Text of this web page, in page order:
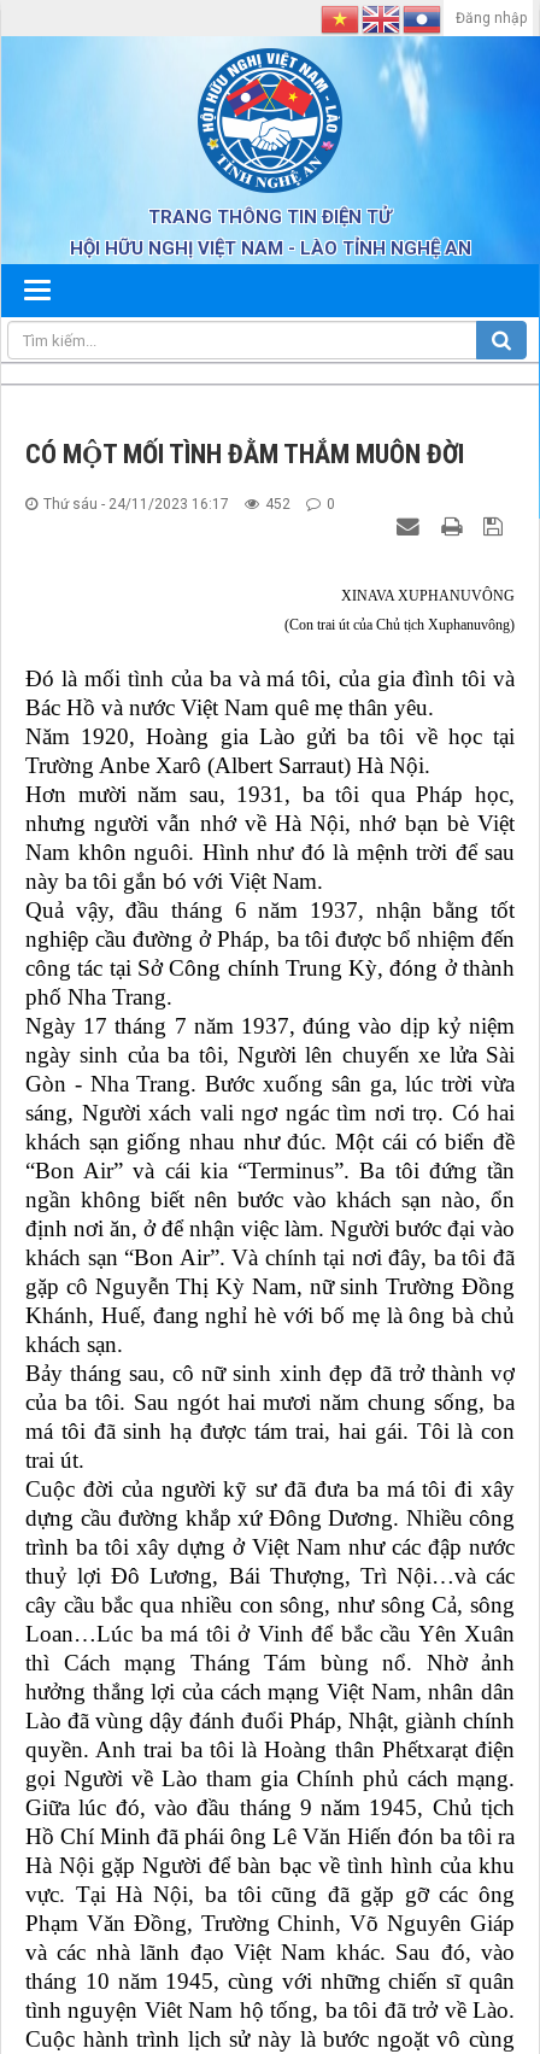
TRANG THÔNG TIN ĐIỆN TỬ
HỘI HỮU NGHỊ VIỆT NAM - LÀO TỈNH NGHỆ AN
Đăng nhập
CÓ MỘT MỐI TÌNH ĐẰM THẮM MUÔN ĐỜI
Thứ sáu - 24/11/2023 16:17 452 0
XINAVA XUPHANUVÔNG
(Con trai út của Chủ tịch Xuphanuvông)
Đó là mối tình của ba và má tôi, của gia đình tôi và
Bác Hồ và nước Việt Nam quê mẹ thân yêu.
Năm 1920, Hoàng gia Lào gửi ba tôi về học tại
Trường Anbe Xarô (Albert Sarraut) Hà Nội.
Hơn mười năm sau, 1931, ba tôi qua Pháp học,
nhưng người vẫn nhớ về Hà Nội, nhớ bạn bè Việt
Nam khôn nguôi. Hình như đó là mệnh trời để sau
này ba tôi gắn bó với Việt Nam.
Quả vậy, đầu tháng 6 năm 1937, nhận bằng tốt
nghiệp cầu đường ở Pháp, ba tôi được bổ nhiệm đến
công tác tại Sở Công chính Trung Kỳ, đóng ở thành
phố Nha Trang.
Ngày 17 tháng 7 năm 1937, đúng vào dịp kỷ niệm
ngày sinh của ba tôi, Người lên chuyến xe lửa Sài
Gòn - Nha Trang. Bước xuống sân ga, lúc trời vừa
sáng, Người xách vali ngơ ngác tìm nơi trọ. Có hai
khách sạn giống nhau như đúc. Một cái có biển đề
“Bon Air” và cái kia “Terminus”. Ba tôi đứng tần
ngần không biết nên bước vào khách sạn nào, ổn
định nơi ăn, ở để nhận việc làm. Người bước đại vào
khách sạn “Bon Air”. Và chính tại nơi đây, ba tôi đã
gặp cô Nguyễn Thị Kỳ Nam, nữ sinh Trường Đồng
Khánh, Huế, đang nghỉ hè với bố mẹ là ông bà chủ
khách sạn.
Bảy tháng sau, cô nữ sinh xinh đẹp đã trở thành vợ
của ba tôi. Sau ngót hai mươi năm chung sống, ba
má tôi đã sinh hạ được tám trai, hai gái. Tôi là con
trai út.
Cuộc đời của người kỹ sư đã đưa ba má tôi đi xây
dựng cầu đường khắp xứ Đông Dương. Nhiều công
trình ba tôi xây dựng ở Việt Nam như các đập nước
thuỷ lợi Đô Lương, Bái Thượng, Trì Nội…và các
cây cầu bắc qua nhiều con sông, như sông Cả, sông
Loan…Lúc ba má tôi ở Vinh để bắc cầu Yên Xuân
thì Cách mạng Tháng Tám bùng nổ. Nhờ ảnh
hưởng thắng lợi của cách mạng Việt Nam, nhân dân
Lào đã vùng dậy đánh đuổi Pháp, Nhật, giành chính
quyền. Anh trai ba tôi là Hoàng thân Phếtxarạt điện
gọi Người về Lào tham gia Chính phủ cách mạng.
Giữa lúc đó, vào đầu tháng 9 năm 1945, Chủ tịch
Hồ Chí Minh đã phái ông Lê Văn Hiến đón ba tôi ra
Hà Nội gặp Người để bàn bạc về tình hình của khu
vực. Tại Hà Nội, ba tôi cũng đã gặp gỡ các ông
Phạm Văn Đồng, Trường Chinh, Võ Nguyên Giáp
và các nhà lãnh đạo Việt Nam khác. Sau đó, vào
tháng 10 năm 1945, cùng với những chiến sĩ quân
tình nguyện Viêt Nam hộ tống, ba tôi đã trở về Lào.
Cuộc hành trình lịch sử này là bước ngoặt vô cùng